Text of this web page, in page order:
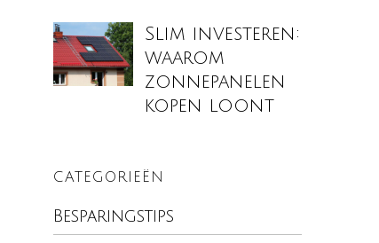
Slim investeren:
waarom
zonnepanelen
kopen loont
CATEGORIEËN
Besparingstips